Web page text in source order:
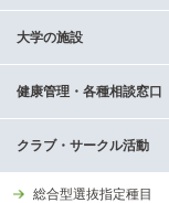
大学の施設
健康管理・各種相談窓口
クラブ・サークル活動
総合型選抜指定種目